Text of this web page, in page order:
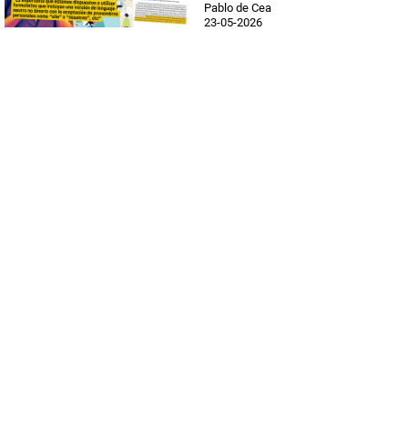
Pablo de Cea
23-05-2026